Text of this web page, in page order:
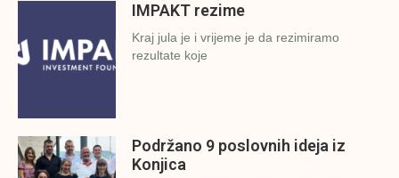
IMPAKT rezime
Kraj jula je i vrijeme je da rezimiramo
rezultate koje
Podržano 9 poslovnih ideja iz
Konjica